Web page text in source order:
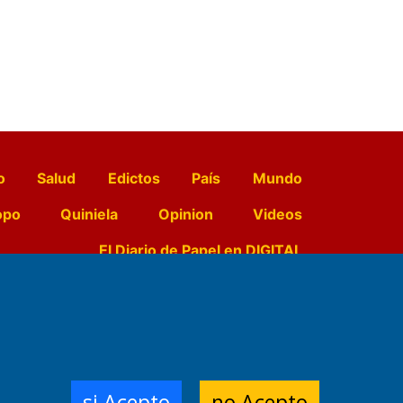
Salud Edictos País
Mundo
Quiniela Opinion
Videos
El Diario de Papel en DIGITAL